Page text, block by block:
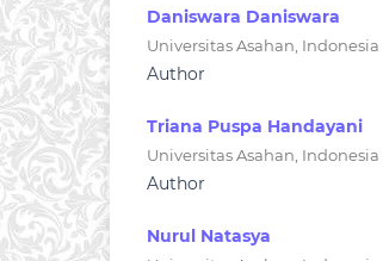
Daniswara Daniswara
Universitas Asahan, Indonesia
Author
Triana Puspa Handayani
Universitas Asahan, Indonesia
Author
Nurul Natasya